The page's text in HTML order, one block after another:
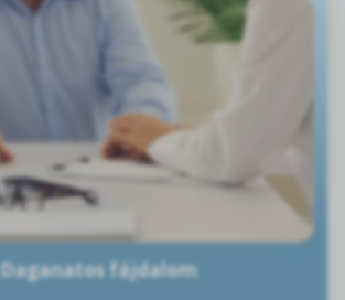
Daganatos fájdalom